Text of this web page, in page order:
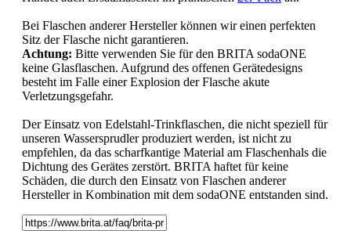
Bei Flaschen anderer Hersteller können wir einen perfekten
Sitz der Flasche nicht garantieren.
Achtung: Bitte verwenden Sie für den BRITA sodaONE
keine Glasflaschen. Aufgrund des offenen Gerätedesigns
besteht im Falle einer Explosion der Flasche akute
Verletzungsgefahr.
Der Einsatz von Edelstahl-Trinkflaschen, die nicht speziell für
unseren Wassersprudler produziert werden, ist nicht zu
empfehlen, da das scharfkantige Material am Flaschenhals die
Dichtung des Gerätes zerstört. BRITA haftet für keine
Schäden, die durch den Einsatz von Flaschen anderer
Hersteller in Kombination mit dem sodaONE entstanden sind.